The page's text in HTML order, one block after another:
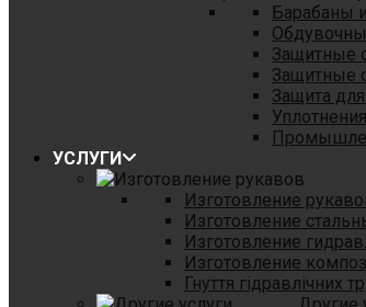
Барабаны
Защитные
Защитные
Защита
УСЛУГИ
Изготовление
Изготовление
Изготовление
Изготовление
Гнуття гідравлічних